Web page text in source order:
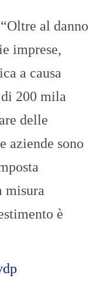
al danno
imprese,
a causa
200 mila
delle
aziende sono
misura
è